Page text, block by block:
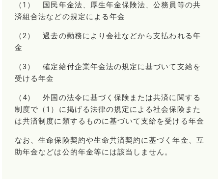
（1） 国民年金法、厚生年金保険法、公務員等の共
済組合法などの規定による年金
（2） 過去の勤務により会社などから支払われる年
金
（3） 確定給付企業年金法の規定に基づいて支給を
受ける年金
（4） 外国の法令に基づく保険または共済に関する
制度で（1）に掲げる法律の規定による社会保険また
は共済制度に類するものに基づいて支給を受ける年金
なお、生命保険契約や生命共済契約に基づく年金、互
助年金などは公的年金等には該当しません。